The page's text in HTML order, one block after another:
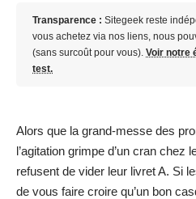
Transparence : Sitegeek reste
vous achetez via nos liens, nous
(sans surcoût pour vous). Voir notre
test.
Alors que la grand-messe des
l’agitation grimpe d’un cran chez
refusent de vider leur livret A. Si
de vous faire croire qu’un bon